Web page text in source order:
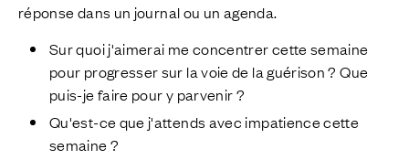
réponse dans un journal ou un agenda.
Sur quoi j'aimerai me concentrer cette semaine
pour progresser sur la voie de la guérison ? Que
puis-je faire pour y parvenir ?
Qu'est-ce que j'attends avec impatience cette
semaine ?